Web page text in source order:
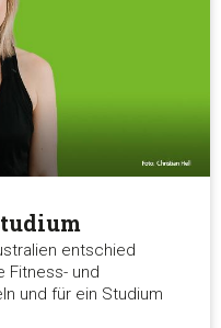
entschied
Fitness- und
und für ein Studium